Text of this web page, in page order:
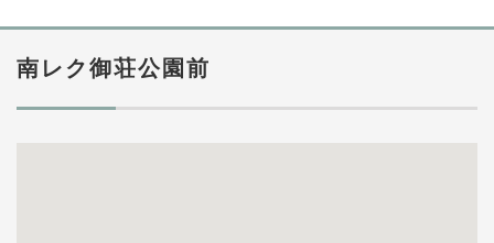
南レク御荘公園前